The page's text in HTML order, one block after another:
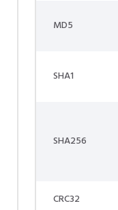
MD5
SHA1
SHA256
CRC32